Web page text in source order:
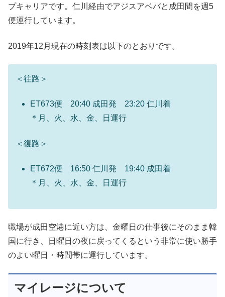
プキャリアです。仁川経由でアジスアベバと成田間を週5
便運行しています。
2019年12月現在の時刻表は以下のとおりです。
＜往路＞
ET673便 20:40 成田発 23:20 仁川着
＊月、火、水、金、日運行
＜復路＞
ET672便 16:50 仁川発 19:40 成田着
＊月、火、水、金、日運行
職場が成田空港に近い方は、金曜日の仕事後にそのまま韓
国に行き、日曜日の夜に戻ってくるという非常に使い勝手
のよい曜日・時間帯に運行しています。
マイレージについて